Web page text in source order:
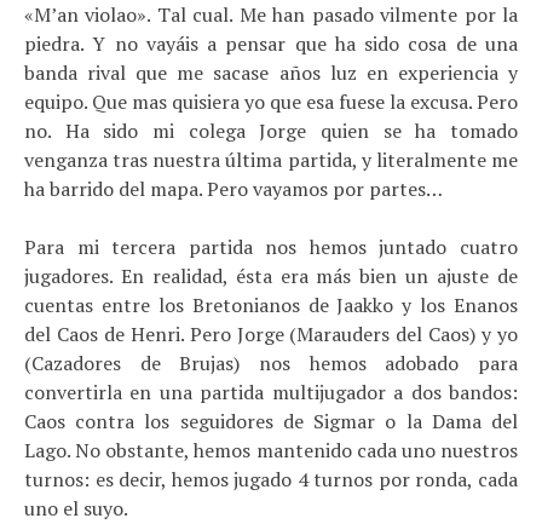
«M’an violao». Tal cual. Me han pasado vilmente por la
piedra. Y no vayáis a pensar que ha sido cosa de una
banda rival que me sacase años luz en experiencia y
equipo. Que mas quisiera yo que esa fuese la excusa. Pero
no. Ha sido mi colega Jorge quien se ha tomado
venganza tras nuestra última partida, y literalmente me
ha barrido del mapa. Pero vayamos por partes…
Para mi tercera partida nos hemos juntado cuatro
jugadores. En realidad, ésta era más bien un ajuste de
cuentas entre los Bretonianos de Jaakko y los Enanos
del Caos de Henri. Pero Jorge (Marauders del Caos) y yo
(Cazadores de Brujas) nos hemos adobado para
convertirla en una partida multijugador a dos bandos:
Caos contra los seguidores de Sigmar o la Dama del
Lago. No obstante, hemos mantenido cada uno nuestros
turnos: es decir, hemos jugado 4 turnos por ronda, cada
uno el suyo.